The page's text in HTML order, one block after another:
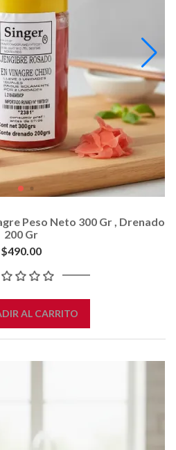
Peso Neto 300 Gr , Drenado
200 Gr
$490.00
AL CARRITO